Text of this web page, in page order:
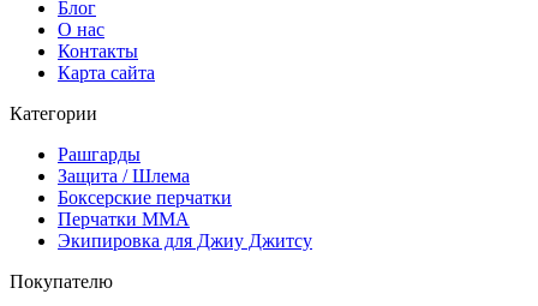
Блог
О нас
Контакты
Карта сайта
Категории
Рашгарды
Защита / Шлема
Боксерские перчатки
Перчатки ММА
Экипировка для Джиу Джитсу
Покупателю